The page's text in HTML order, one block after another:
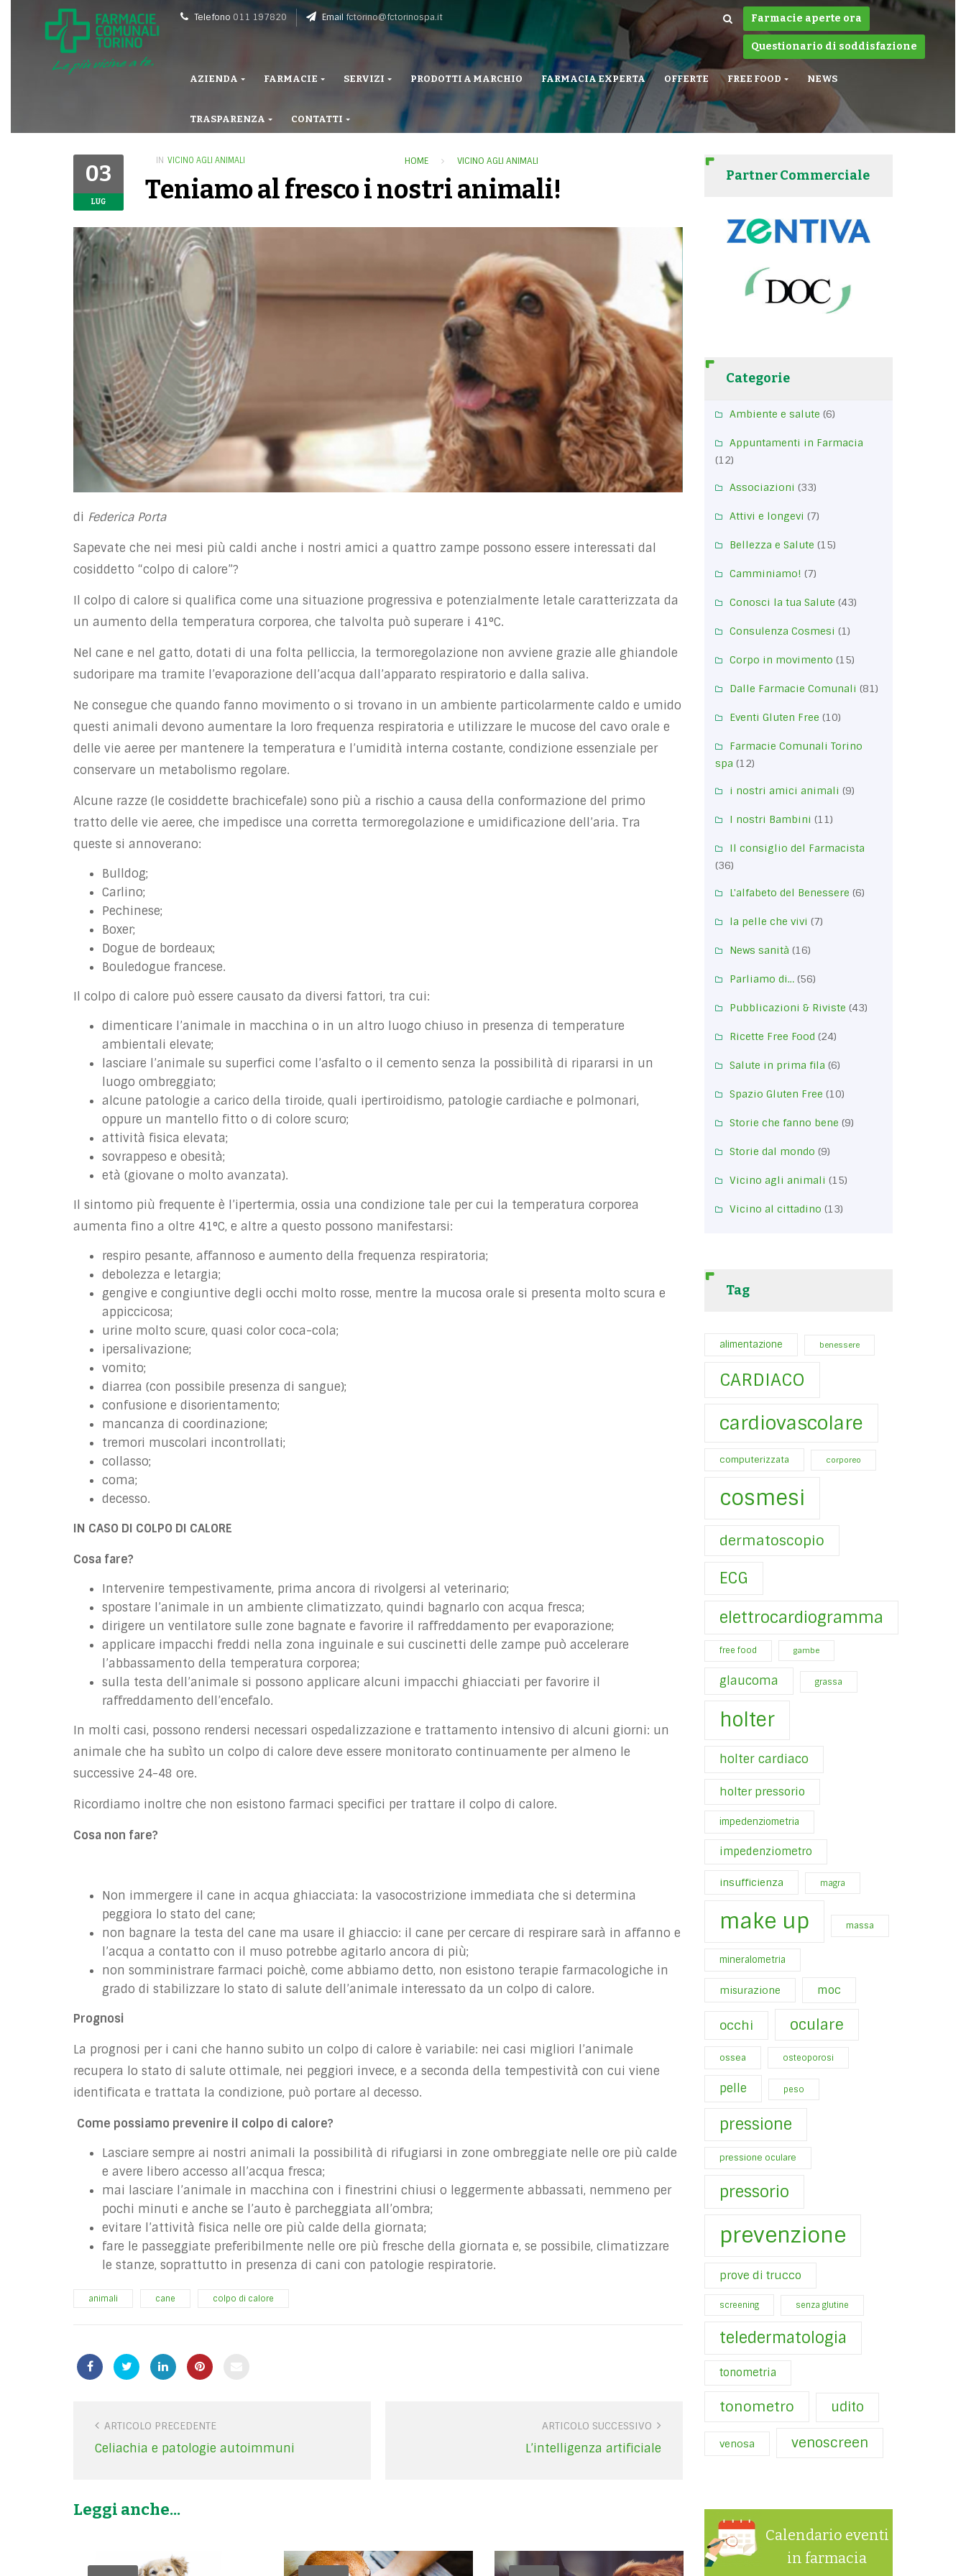
Farmacie aperte ora
Questionario di soddisfazione
Telefono 011 197820 Email fctorino@fctorinospa.it
AZIENDA FARMACIE SERVIZI PRODOTTI A MARCHIO FARMACIA EXPERTA OFFERTE FREE FOOD NEWS
TRASPARENZA CONTATTI
HOME VICINO AGLI ANIMALI
03
LUG
IN VICINO AGLI ANIMALI
Teniamo al fresco i nostri animali!
di Federica Porta
Sapevate che nei mesi più caldi anche i nostri amici a quattro zampe possono essere interessati dal
cosiddetto “colpo di calore”?
Il colpo di calore si qualifica come una situazione progressiva e potenzialmente letale caratterizzata da
un aumento della temperatura corporea, che talvolta può superare i 41°C.
Nel cane e nel gatto, dotati di una folta pelliccia, la termoregolazione non avviene grazie alle ghiandole
sudoripare ma tramite l’evaporazione dell’acqua dall’apparato respiratorio e dalla saliva.
Ne consegue che quando fanno movimento o si trovano in un ambiente particolarmente caldo e umido
questi animali devono aumentare la loro frequenza respiratoria e utilizzare le mucose del cavo orale e
delle vie aeree per mantenere la temperatura e l’umidità interna costante, condizione essenziale per
conservare un metabolismo regolare.
Alcune razze (le cosiddette brachicefale) sono più a rischio a causa della conformazione del primo
tratto delle vie aeree, che impedisce una corretta termoregolazione e umidificazione dell’aria. Tra
queste si annoverano:
Bulldog;
Carlino;
Pechinese;
Boxer;
Dogue de bordeaux;
Bouledogue francese.
Il colpo di calore può essere causato da diversi fattori, tra cui:
dimenticare l’animale in macchina o in un altro luogo chiuso in presenza di temperature
ambientali elevate;
lasciare l’animale su superfici come l’asfalto o il cemento senza la possibilità di ripararsi in un
luogo ombreggiato;
alcune patologie a carico della tiroide, quali ipertiroidismo, patologie cardiache e polmonari,
oppure un mantello fitto o di colore scuro;
attività fisica elevata;
sovrappeso e obesità;
età (giovane o molto avanzata).
Il sintomo più frequente è l’ipertermia, ossia una condizione tale per cui la temperatura corporea
aumenta fino a oltre 41°C, e altre a questo possono manifestarsi:
respiro pesante, affannoso e aumento della frequenza respiratoria;
debolezza e letargia;
gengive e congiuntive degli occhi molto rosse, mentre la mucosa orale si presenta molto scura e
appiccicosa;
urine molto scure, quasi color coca-cola;
ipersalivazione;
vomito;
diarrea (con possibile presenza di sangue);
confusione e disorientamento;
mancanza di coordinazione;
tremori muscolari incontrollati;
collasso;
coma;
decesso.
IN CASO DI COLPO DI CALORE
Cosa fare?
Intervenire tempestivamente, prima ancora di rivolgersi al veterinario;
spostare l’animale in un ambiente climatizzato, quindi bagnarlo con acqua fresca;
dirigere un ventilatore sulle zone bagnate e favorire il raffreddamento per evaporazione;
applicare impacchi freddi nella zona inguinale e sui cuscinetti delle zampe può accelerare
l’abbassamento della temperatura corporea;
sulla testa dell’animale si possono applicare alcuni impacchi ghiacciati per favorire il
raffreddamento dell’encefalo.
In molti casi, possono rendersi necessari ospedalizzazione e trattamento intensivo di alcuni giorni: un
animale che ha subìto un colpo di calore deve essere monitorato continuamente per almeno le
successive 24-48 ore.
Ricordiamo inoltre che non esistono farmaci specifici per trattare il colpo di calore.
Cosa non fare?
Non immergere il cane in acqua ghiacciata: la vasocostrizione immediata che si determina
peggiora lo stato del cane;
non bagnare la testa del cane ma usare il ghiaccio: il cane per cercare di respirare sarà in affanno e
l’acqua a contatto con il muso potrebbe agitarlo ancora di più;
non somministrare farmaci poichè, come abbiamo detto, non esistono terapie farmacologiche in
grado di stabilizzare lo stato di salute dell’animale interessato da un colpo di calore.
Prognosi
La prognosi per i cani che hanno subito un colpo di calore è variabile: nei casi migliori l’animale
recupera lo stato di salute ottimale, nei peggiori invece, e a seconda della tempestività con cui viene
identificata e trattata la condizione, può portare al decesso.
Come possiamo prevenire il colpo di calore?
Lasciare sempre ai nostri animali la possibilità di rifugiarsi in zone ombreggiate nelle ore più calde
e avere libero accesso all’acqua fresca;
mai lasciare l’animale in macchina con i finestrini chiusi o leggermente abbassati, nemmeno per
pochi minuti e anche se l’auto è parcheggiata all’ombra;
evitare l’attività fisica nelle ore più calde della giornata;
fare le passeggiate preferibilmente nelle ore più fresche della giornata e, se possibile, climatizzare
le stanze, soprattutto in presenza di cani con patologie respiratorie.
animali cane colpo di calore
n
ARTICOLO PRECEDENTE
Celiachia e patologie autoimmuni
ARTICOLO SUCCESSIVO
L’intelligenza artificiale
Leggi anche...
Partner Commerciale
Categorie
Ambiente e salute (6)
Appuntamenti in Farmacia
(12)
Associazioni (33)
Attivi e longevi (7)
Bellezza e Salute (15)
Camminiamo! (7)
Conosci la tua Salute (43)
Consulenza Cosmesi (1)
Corpo in movimento (15)
Dalle Farmacie Comunali (81)
Eventi Gluten Free (10)
Farmacie Comunali Torino
spa (12)
i nostri amici animali (9)
I nostri Bambini (11)
Il consiglio del Farmacista
(36)
L'alfabeto del Benessere (6)
la pelle che vivi (7)
News sanità (16)
Parliamo di…(56)
Pubblicazioni & Riviste (43)
Ricette Free Food (24)
Salute in prima fila (6)
Spazio Gluten Free (10)
Storie che fanno bene (9)
Storie dal mondo (9)
Vicino agli animali (15)
Vicino al cittadino (13)
Tag
alimentazione benessere
CARDIACO
cardiovascolare
computerizzata corporeo
cosmesi
dermatoscopio
ECG
elettrocardiogramma
free food gambe
glaucoma grassa
holter
holter cardiaco
holter pressorio
impedenziometria
impedenziometro
insufficienza magra
make up massa
mineralometria
misurazione moc
occhi oculare
ossea osteoporosi
pelle peso
pressione
pressione oculare
pressorio
prevenzione
prove di trucco
screening senza glutine
teledermatologia
tonometria
tonometro udito
venosa venoscreen
Calendario eventi
in farmacia